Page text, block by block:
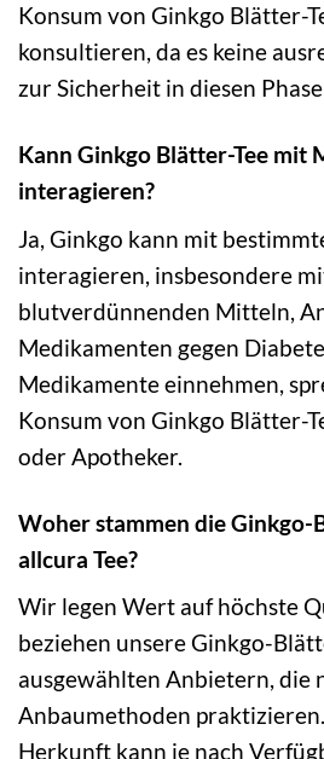
Konsum von Ginkgo Blätter-
konsultieren, da es keine
zur Sicherheit in diesen
Kann Ginkgo Blätter-Tee mit
interagieren?
Ja, Ginkgo kann mit
interagieren, insbesondere
blutverdünnenden Mitteln,
Medikamenten gegen
Medikamente einnehmen,
Konsum von Ginkgo Blätter-
oder Apotheker.
Woher stammen die
allcura Tee?
Wir legen Wert auf höchste
beziehen unsere Ginkgo-
ausgewählten Anbietern, die
Anbaumethoden
Herkunft kann je nach